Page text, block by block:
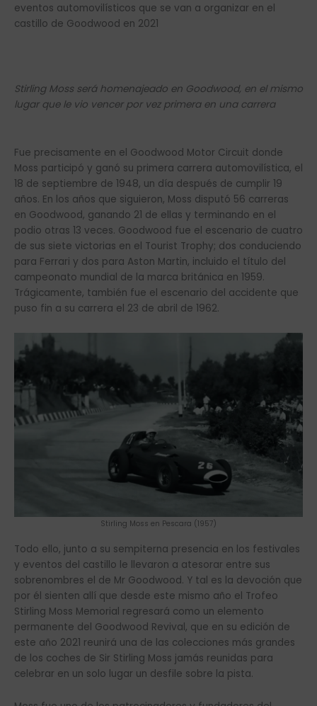
eventos automovilísticos que se van a organizar en el
castillo de Goodwood en 2021
Stirling Moss será homenajeado en Goodwood, en el mismo
lugar que le vio vencer por vez primera en una carrera
Fue precisamente en el Goodwood Motor Circuit donde
Moss participó y ganó su primera carrera automovilística, el
18 de septiembre de 1948, un día después de cumplir 19
años. En los años que siguieron, Moss disputó 56 carreras
en Goodwood, ganando 21 de ellas y terminando en el
podio otras 13 veces. Goodwood fue el escenario de cuatro
de sus siete victorias en el Tourist Trophy; dos conduciendo
para Ferrari y dos para Aston Martin, incluido el título del
campeonato mundial de la marca británica en 1959.
Trágicamente, también fue el escenario del accidente que
puso fin a su carrera el 23 de abril de 1962.
Stirling Moss en Pescara (1957)
Todo ello, junto a su sempiterna presencia en los festivales
y eventos del castillo le llevaron a atesorar entre sus
sobrenombres el de Mr Goodwood. Y tal es la devoción que
por él sienten allí que desde este mismo año el Trofeo
Stirling Moss Memorial regresará como un elemento
permanente del Goodwood Revival, que en su edición de
este año 2021 reunirá una de las colecciones más grandes
de los coches de Sir Stirling Moss jamás reunidas para
celebrar en un solo lugar un desfile sobre la pista.